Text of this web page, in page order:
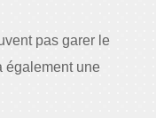
pas garer le
également une